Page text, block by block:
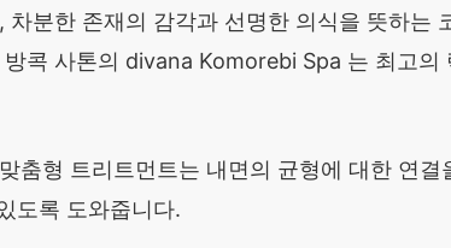
분한 존재의 감각과 선명한 의식을 뜻하는
콕 사톤의 divana Komorebi Spa 는 최고의
춤형 트리트먼트는 내면의 균형에 대한 연
도록 도와줍니다.